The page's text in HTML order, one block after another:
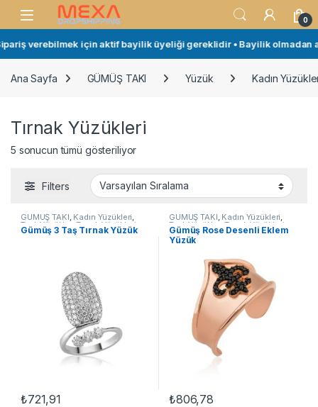
Skip to navigation
Skip to content
Open 0
verebilmek için aktif bayilik üyeliği gereklidir • Bayilik olmadan
Ana Sayfa GÜMÜŞ TAKI Yüzük Kadın
Tırnak Yüzükleri
5 sonucun tümü gösteriliyor
Filters
GÜMÜŞ TAKI, Kadın Yüzükleri,
Taşlı Yüzükler Tırnak Yüzükleri
Yüzük
Gümüş 3 Taş Tırnak Yüzük
₺721,91
GÜMÜŞ TAKI, Kadın Yüzükleri,
Taşlı Yüzükler Tırnak Yüzükleri
Yüzük
Gümüş Rose Desenli Eklem
Yüzük
₺806,78